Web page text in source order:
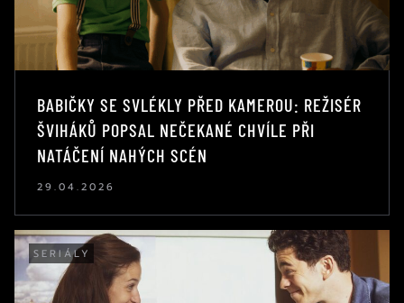
BABIČKY SE SVLÉKLY PŘED KAMEROU: REŽISÉR
ŠVIHÁKŮ POPSAL NEČEKANÉ CHVÍLE PŘI
NATÁČENÍ NAHÝCH SCÉN
29.04.2026
SERIÁLY